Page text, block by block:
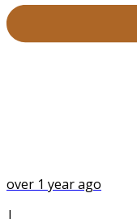
over 1 year ago
|